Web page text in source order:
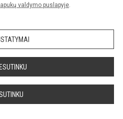
valdymo puslapyje.